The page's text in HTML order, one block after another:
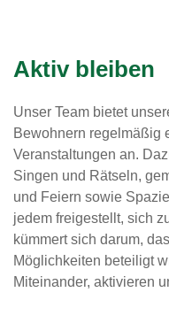
Aktiv bleiben
Unser Team bietet
Bewohnern regelmäßig
Veranstaltungen an.
Singen und Rätseln,
und Feiern sowie
jedem freigestellt, sich
kümmert sich darum,
Möglichkeiten beteiligt
Miteinander, aktivieren